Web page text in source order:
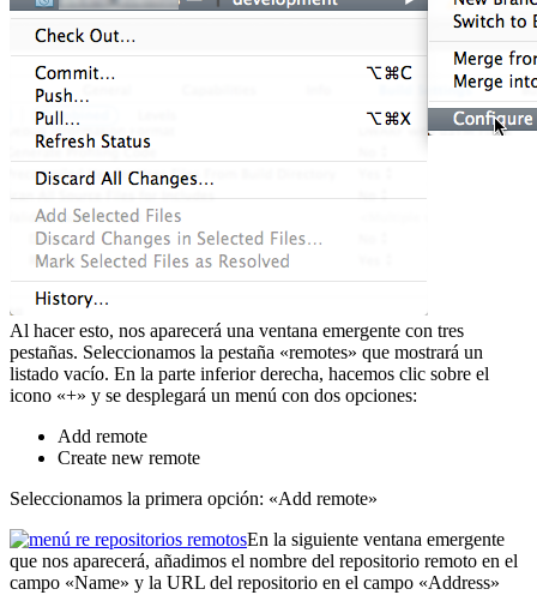
Al hacer esto, nos aparecerá una ventana emergente con tres
pestañas. Seleccionamos la pestaña «remotes» que mostrará un
listado vacío. En la parte inferior derecha, hacemos clic sobre el
icono «+» y se desplegará un menú con dos opciones:
Add remote
Create new remote
Seleccionamos la primera opción: «Add remote»
En la siguiente ventana emergente
que nos aparecerá, añadimos el nombre del repositorio remoto en el
campo «Name» y la URL del repositorio en el campo «Address»